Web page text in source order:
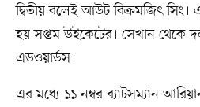
দ্বিতীয় বলেই আউট বিক্রমজিৎ
হয় সপ্তম উইকেটের। সেখান থেকে
এডওয়ার্ডস।
এর মধ্যে ১১ নম্বর ব্যাটসম্যান